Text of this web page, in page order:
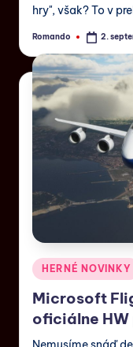
hry", však? To v
Romando 2.
HERNÉ NOVINKY
Microsoft
oficiálne